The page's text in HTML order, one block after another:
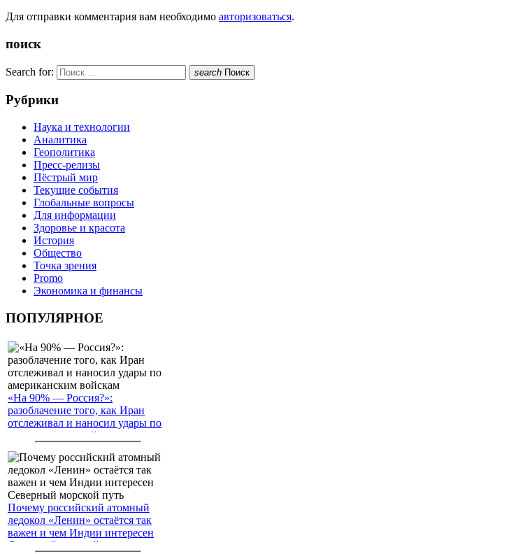
Для отправки комментария вам необходимо авторизоваться.
поиск
Search for: search Поиск
Рубрики
Наука и технологии
Аналитика
Геополитика
Пресс-релизы
Пёстрый мир
Текущие события
Глобальные вопросы
Для информации
Здоровье и красота
История
Общество
Точка зрения
Promo
Экономика и финансы
ПОПУЛЯРНОЕ
«На 90% — Россия?»:
разоблачение того, как Иран
отслеживал и наносил удары по
американским войскам
Почему российский атомный
ледокол «Ленин» остаётся так
важен и чем Индии интересен
Северный морской путь